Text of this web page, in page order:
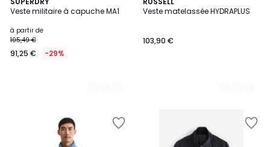
Veste militaire à capuche MA1
à partir de
105,49 €
91,25 € -29%
3
Couleurs
Veste matelassée HYDRAPLUS
103,90 €
5
Couleurs